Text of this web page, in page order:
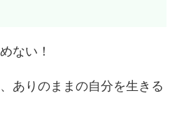
ない！
ありのままの自分を生きる